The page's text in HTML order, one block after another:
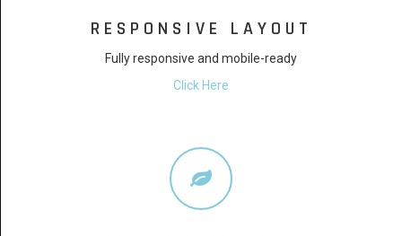
RESPONSIVE LAYOUT
Fully responsive and mobile-ready
Click Here